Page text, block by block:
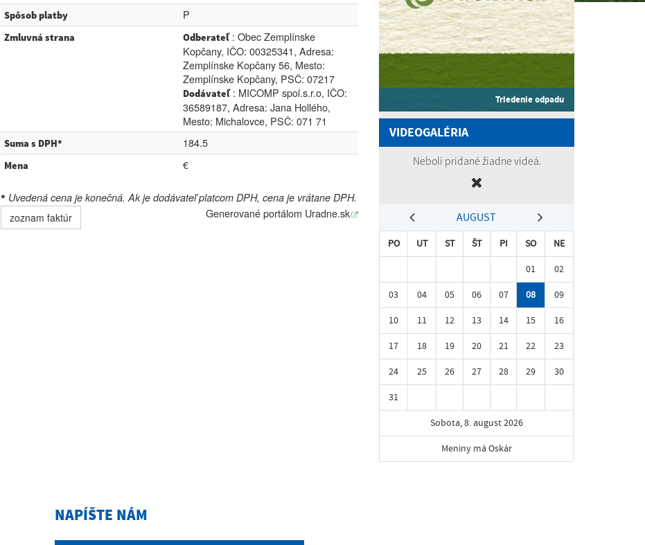
Spôsob platby P
Zmluvná strana Odberateľ: Obec Zemplínske
Kopčany, IČO: 00325341, Adresa:
Zemplínske Kopčany 56, Mesto:
Zemplínske Kopčany, PSČ: 07217
Dodávateľ: MICOMP spol.s.r.o, IČO:
36589187, Adresa: Jana Hollého,
Mesto: Michalovce, PSČ: 071 71
Suma s DPH* 184.5
Mena €
*Uvedená cena je konečná. Ak je dodávateľ platcom DPH, cena je vrátane DPH.
zoznam faktúr
Generované portálom Uradne.sk
Triedenie odpadu
VIDEOGALÉRIA
Neboli pridané žiadne videá.
AUGUST
PO UT ST ŠT PI SO
NE
01
02
03
04 05 06 07 08
09
10
11 12 13 14 15
16
17
18 19 20 21 22
23
24
25 26 27 28 29
30
31
Sobota, 8. august 2026
Meniny má Oskár
NAPÍŠTE NÁM